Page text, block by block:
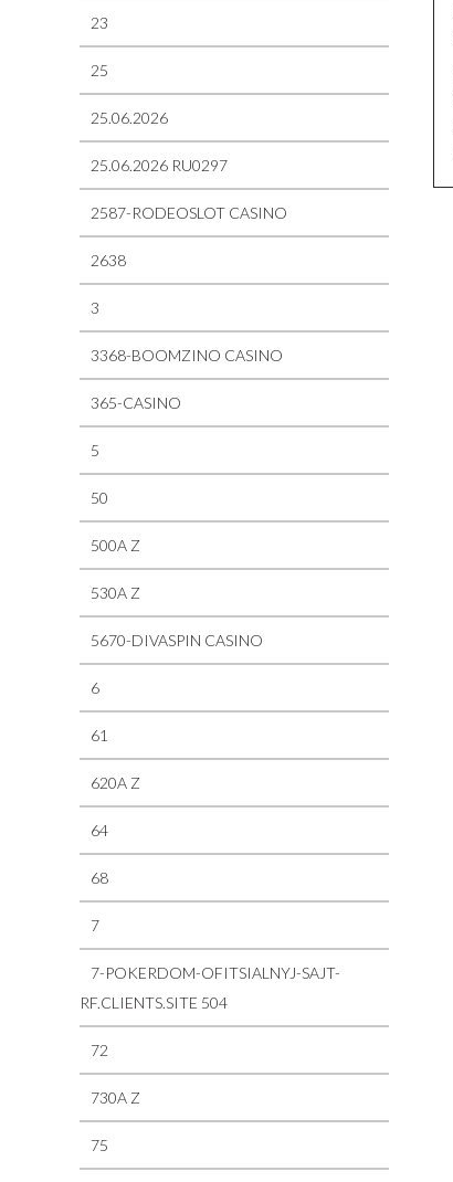
23
25
25.06.2026
25.06.2026 RU0297
2587-RODEOSLOT CASINO
2638
3
3368-BOOMZINO CASINO
365-CASINO
5
50
500A Z
530A Z
5670-DIVASPIN CASINO
6
61
620A Z
64
68
7
7-POKERDOM-OFITSIALNYJ-SAJT-
RF.CLIENTS.SITE 504
72
730A Z
75